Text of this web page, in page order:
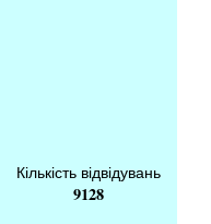
Кількість відвідувань
9128